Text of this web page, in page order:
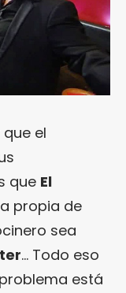
el
que El
propia de
sea
… Todo eso
está